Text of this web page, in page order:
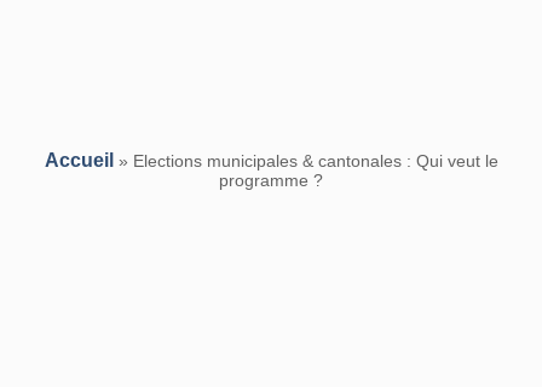
Accueil » Elections municipales & cantonales : Qui veut le
programme ?